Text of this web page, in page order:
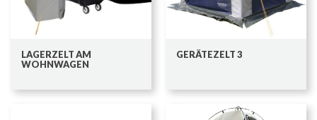
LAGERZELT AM
WOHNWAGEN
GERÄTEZELT 3